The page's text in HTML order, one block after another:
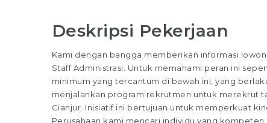
Deskripsi Pekerjaan
Kami dengan bangga memberikan informasi
Staff Administrasi. Untuk memahami peran ini
minimum yang tercantum di bawah ini, yang
menjalankan program rekrutmen untuk merekrut
Cianjur. Inisiatif ini bertujuan untuk memperkuat
Perusahaan kami mencari individu yang